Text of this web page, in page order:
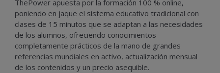
ThePower apuesta por la formación 100 % online,
poniendo en jaque el sistema educativo tradicional con
clases de 15 minutos que se adaptan a las necesidades
de los alumnos, ofreciendo conocimientos
completamente prácticos de la mano de grandes
referencias mundiales en activo, actualización mensual
de los contenidos y un precio asequible.